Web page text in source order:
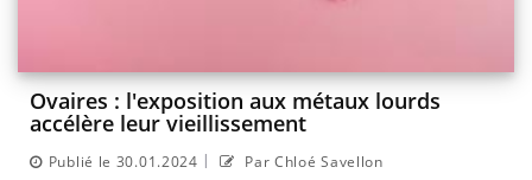
Ovaires : l'exposition aux métaux lourds
accélère leur vieillissement
Publié le 30.01.2024 | Par Chloé Savellon